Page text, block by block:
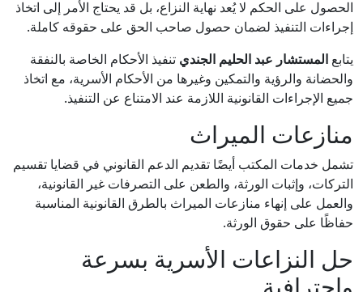
الحصول على الحكم لا يُعد نهاية النزاع، بل قد يحتاج الأمر إلى اتخاذ
إجراءات التنفيذ لضمان حصول صاحب الحق على حقوقه كاملة.
يتابع المستشار عبد الحليم الجندي تنفيذ الأحكام الخاصة بالنفقة
والحضانة والرؤية والتمكين وغيرها من الأحكام الأسرية، مع اتخاذ
جميع الإجراءات القانونية اللازمة عند الامتناع عن التنفيذ.
منازعات الميراث
تشمل خدمات المكتب أيضًا تقديم الدعم القانوني في قضايا تقسيم
التركات، وإثبات الورثة، والطعن على التصرفات غير القانونية،
والعمل على إنهاء منازعات الميراث بالطرق القانونية المناسبة
حفاظًا على حقوق الورثة.
حل النزاعات الأسرية بسرعة